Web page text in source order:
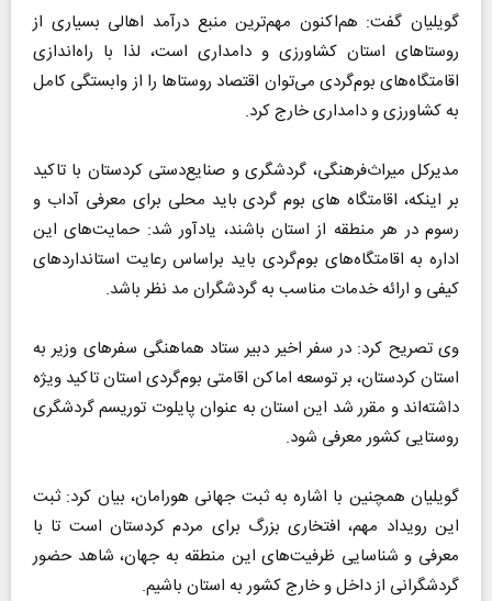
گویلیان گفت: هم‌اکنون مهم‌ترین منبع درآمد اهالی بسیاری از
روستاهای استان کشاورزی و دامداری است، لذا با راه‌اندازی
اقامتگاه‌های بوم‌گردی می‌توان اقتصاد روستاها را از وابستگی کامل
به کشاورزی و دامداری خارج کرد.
مدیرکل میراث‌فرهنگی، گردشگری و صنایع‌دستی کردستان با تاکید
بر اینکه، اقامتگاه های بوم گردی باید محلی برای معرفی آداب و
رسوم در هر منطقه از استان باشند، یادآور شد: حمایت‌های این
اداره به اقامتگاه‌های بوم‌گردی باید براساس رعایت استانداردهای
کیفی و ارائه خدمات مناسب به گردشگران مد نظر باشد.
وی تصریح کرد: در سفر اخیر دبیر ستاد هماهنگی سفرهای وزیر به
استان کردستان، بر توسعه اماکن اقامتی بوم‌گردی استان تاکید ویژه
داشته‌اند و مقرر شد این استان به عنوان پایلوت توریسم گردشگری
روستایی کشور معرفی شود.
گویلیان همچنین با اشاره به ثبت جهانی هورامان، بیان کرد: ثبت
این رویداد مهم، افتخاری بزرگ برای مردم کردستان است تا با
معرفی و شناسایی ظرفیت‌های این منطقه به جهان، شاهد حضور
گردشگرانی از داخل و خارج کشور به استان باشیم.